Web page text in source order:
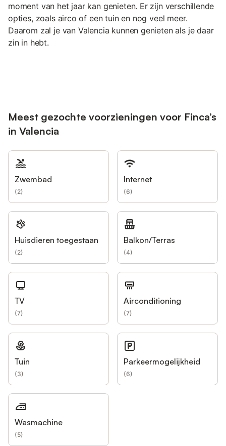
moment van het jaar kan genieten. Er zijn verschillende
opties, zoals airco of een tuin en nog veel meer.
Daarom zal je van Valencia kunnen genieten als je daar
zin in hebt.
Meest gezochte voorzieningen voor Finca’s
in Valencia
Zwembad
(2)
Internet
(6)
Huisdieren toegestaan
(2)
Balkon/Terras
(4)
TV
(7)
Airconditioning
(7)
Tuin
(3)
Parkeermogelijkheid
(6)
Wasmachine
(5)